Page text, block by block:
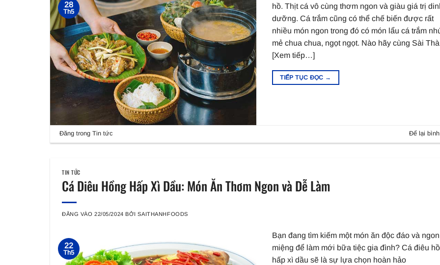
28
Th5
hồ. Thịt cá vô cùng thơm ngon và giàu giá trị
dưỡng. Cá trắm cũng có thể chế biến được rất
nhiều món ngon trong đó có món lẩu cá trắm
mẻ chua chua, ngọt ngọt. Nào hãy cùng Sài
[Xem tiếp…]
TIẾP TỤC ĐỌC →
Đăng trongTin tức Để lại
TIN TỨC
Cá Diêu Hồng Hấp Xì Dầu: Món Ăn Thơm Ngon và Dễ Làm
ĐĂNG VÀO22/05/2024 BỞISAITHANHFOODS
22
Th5
Bạn đang tìm kiếm một món ăn độc đáo và ngon
miệng để làm mới bữa tiệc gia đình? Cá điêu
hấp xì dầu sẽ là sự lựa chọn hoàn hảo